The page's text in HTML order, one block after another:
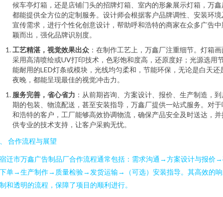
候车亭灯箱，还是店铺门头的招牌灯箱、室内的形象展示灯箱，万鑫
都能提供全方位的定制服务。设计师会根据客户品牌调性、安装环境
宣传需求，进行个性化创意设计，帮助呼和浩特的商家在众多广告中
颖而出，强化品牌识别度。
工艺精湛，视觉效果出众 ：在制作工艺上，万鑫厂注重细节。灯箱
采用高清喷绘或UV打印技术，色彩饱和度高，还原度好；光源选用
能耐用的LED灯条或模块，光线均匀柔和，节能环保，无论是白天还
夜晚，都能呈现最佳的视觉冲击力。
服务完善，省心省力 ：从前期咨询、方案设计、报价、生产制造，
期的包装、物流配送，甚至安装指导，万鑫厂提供一站式服务。对于
和浩特的客户，工厂能够高效协调物流，确保产品安全及时送达，并
供专业的技术支持，让客户采购无忧。
合作流程与展望
迁市万鑫广告制品厂合作流程通常包括：需求沟通→方案设计与报价
单→生产制作→质量检验→发货运输→（可选）安装指导。其高效的
和透明的流程，保障了项目的顺利进行。